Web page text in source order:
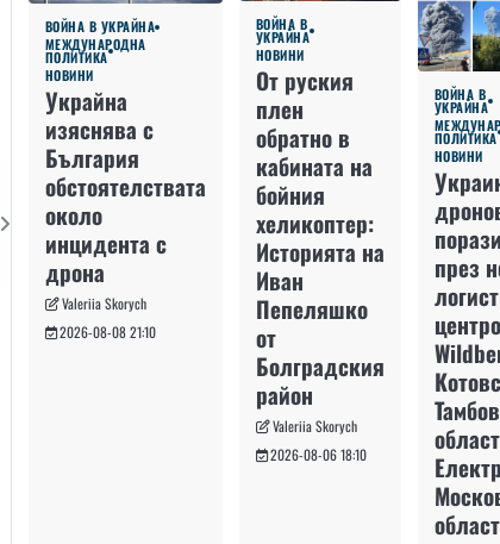
ВОЙНА В УКРАЙНА
МЕЖДУНАРОДНА
ПОЛИТИКА
НОВИНИ
Украйна
изяснява с
България
обстоятелствата
около
инцидента с
дрона
Valeriia Skorych
2026-08-08 21:10
ВОЙНА В
УКРАЙНА
НОВИНИ
От руския
плен
обратно в
кабината на
бойния
хеликоптер:
Историята на
Иван
Пепеляшко
от
Болградския
район
Valeriia Skorych
2026-08-06 18:10
ВОЙНА В
УКРАЙНА
ПОЛИТИКА
НОВИНИ
през
област